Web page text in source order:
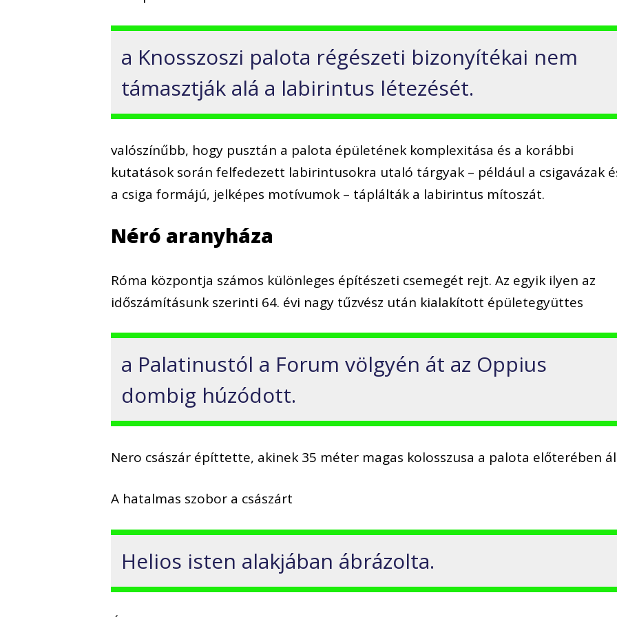
a Knosszoszi palota régészeti bizonyítékai nem
támasztják alá a labirintus létezését.
valószínűbb, hogy pusztán a palota épületének komplexitása és a korábbi
kutatások során felfedezett labirintusokra utaló tárgyak – például a csigavázak
a csiga formájú, jelképes motívumok – táplálták a labirintus mítoszát.
Néró aranyháza
Róma központja számos különleges építészeti csemegét rejt. Az egyik ilyen az
időszámításunk szerinti 64. évi nagy tűzvész után kialakított épületegyüttes
a Palatinustól a Forum völgyén át az Oppius
dombig húzódott.
Nero császár építtette, akinek 35 méter magas kolosszusa a palota előterében
A hatalmas szobor a császárt
Helios isten alakjában ábrázolta.